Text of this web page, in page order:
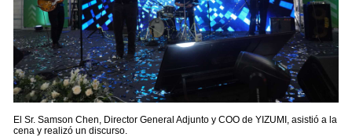
El Sr. Samson Chen, Director General Adjunto y COO de YIZUMI, asistió a la
cena y realizó un discurso.